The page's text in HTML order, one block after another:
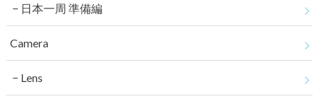
日本一周 準備編
Camera
Lens